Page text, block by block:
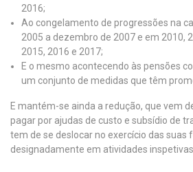
2016;
Ao congelamento de progressões na
2005 a dezembro de 2007 e em 2010,
2015, 2016 e 2017;
E o mesmo acontecendo às pensões
um conjunto de medidas que têm
E mantém-se ainda a redução, que vem
pagar por ajudas de custo e subsídio de
tem de se deslocar no exercício das suas
designadamente em atividades inspetivas.